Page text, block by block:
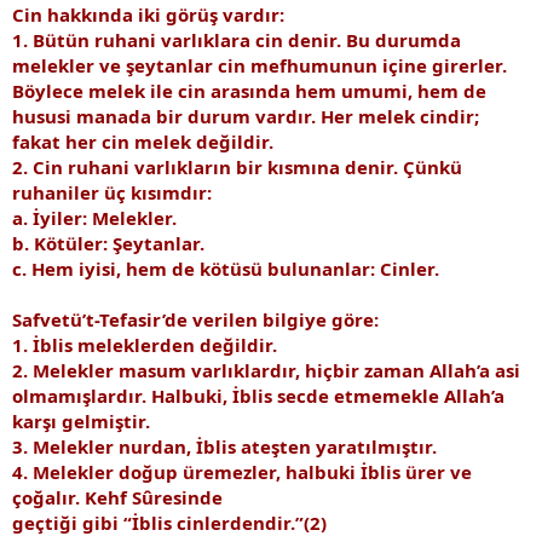
Cin hakkında iki görüş vardır:
1. Bütün ruhani varlıklara cin denir. Bu durumda
melekler ve şeytanlar cin mefhumunun içine girerler.
Böylece melek ile cin arasında hem umumi, hem de
hususi manada bir durum vardır. Her melek cindir;
fakat her cin melek değildir.
2. Cin ruhani varlıkların bir kısmına denir. Çünkü
ruhaniler üç kısımdır:
a. İyiler: Melekler.
b. Kötüler: Şeytanlar.
c. Hem iyisi, hem de kötüsü bulunanlar: Cinler.
Safvetü’t-Tefasir’de verilen bilgiye göre:
1. İblis meleklerden değildir.
2. Melekler masum varlıklardır, hiçbir zaman Allah’a asi
olmamışlardır. Halbuki, İblis secde etmemekle Allah’a
karşı gelmiştir.
3. Melekler nurdan, İblis ateşten yaratılmıştır.
4. Melekler doğup üremezler, halbuki İblis ürer ve
çoğalır. Kehf Sûresinde
geçtiği gibi “İblis cinlerdendir.”(2)